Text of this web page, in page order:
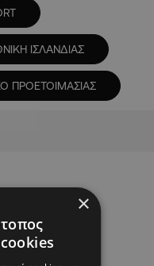
ΙΣΛΑΝΔΙΑΣ
ΠΡΟΕΤΟΙΜΑΣΙΑΣ
×